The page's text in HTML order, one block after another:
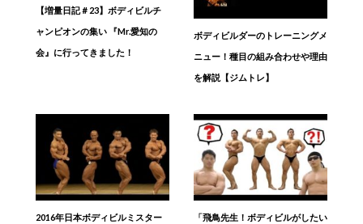
【増量日記＃23】ボディビルチ
ャンピオンの集い 『Mr.愛知の
会』に行ってきました！
ボディビルダーのトレーニングメ
ニュー！種目の組み合わせや理由
を解説【ジムトレ】
2016年日本ボディビルミスター
「飛鳥先生！ボディビルがしたい